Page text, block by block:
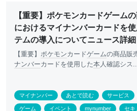
【重要】ポケモンカードゲーム
におけるマイナンバーカードを
テムの導入についてニュース詳
【重要】 ポケモン カードゲームの商品販
ナンバー カードを使用した本 人確認シス
マイナンバー あとで読む サービス
ゲーム イベント mynumber セキ